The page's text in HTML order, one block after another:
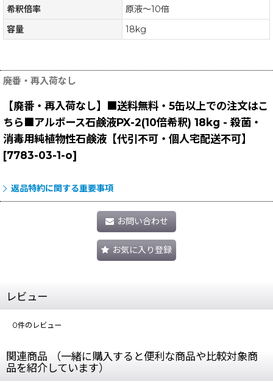
希釈倍率
原液〜10倍
容量
18kg
廃番・再入荷なし
【廃番・再入荷なし】■送料無料・5缶以上での注文はこ
ちら■アルボース石鹸液PX-2(10倍希釈) 18kg - 殺菌・
消毒用純植物性石鹸液【代引不可・個人宅配送不可】
[7783-03-1-o]
返品特約に関する重要事項
お問い合わせ
お気に入り登録
レビュー
0件のレビュー
関連商品 （一緒に購入すると便利な商品や比較対象商
品を紹介しています）